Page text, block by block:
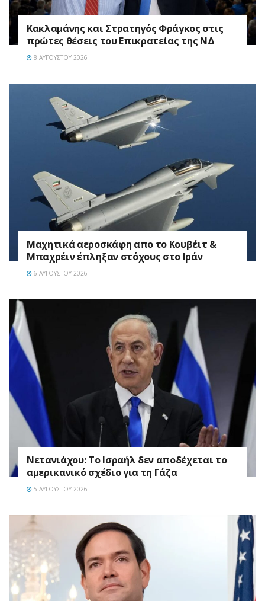
Κακλαμάνης και Στρατηγός Φράγκος στις
πρώτες θέσεις του Επικρατείας της ΝΔ
8 ΑΥΓΟΎΣΤΟΥ 2026
Mαχητικά αεροσκάφη απο το Κουβέιτ &
Μπαχρέιν έπληξαν στόχους στο Ιράν
6 ΑΥΓΟΎΣΤΟΥ 2026
Νετανιάχου: Το Ισραήλ δεν αποδέχεται το
αμερικανικό σχέδιο για τη Γάζα
5 ΑΥΓΟΎΣΤΟΥ 2026